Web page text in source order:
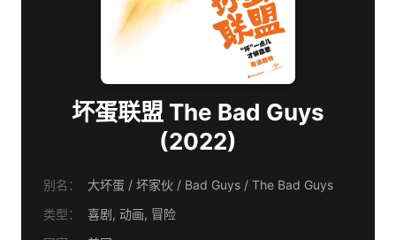
坏蛋联盟 The Bad Guys
(2022)
别名：
大坏蛋 / 坏家伙 / Bad Guys / The Bad Guys
类型：
喜剧, 动画, 冒险